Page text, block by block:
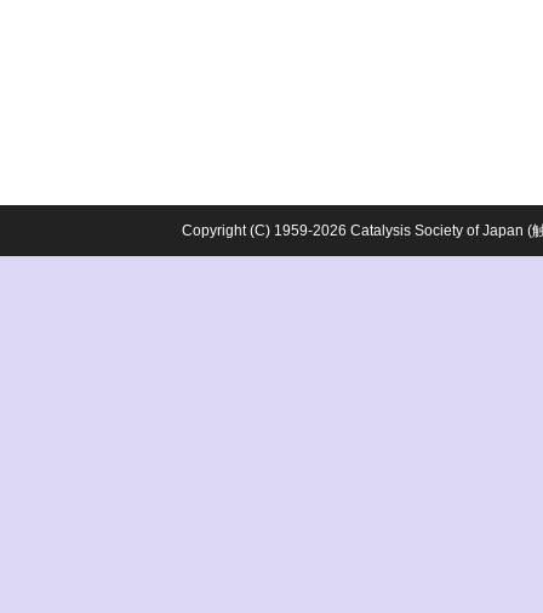
Copyright (C) 1959-2026 Catalysis Society of Japan (